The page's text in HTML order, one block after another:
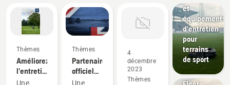
Thèmes
Améliorez
l'entretien
des
Une
Thèmes
Partenaire
officiel
du
Une
4
décembre
2023
Thèmes
et
équipements
d'entretien
pour
terrains
de sport
Produits
et
innovations
Husqvarna